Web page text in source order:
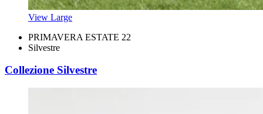
View Large
PRIMAVERA ESTATE 22
Silvestre
Collezione Silvestre